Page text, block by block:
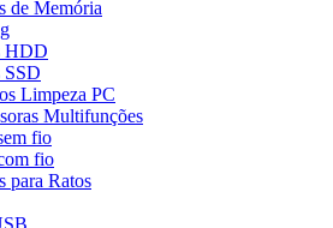
de Memória
HDD
SSD
Limpeza PC
Multifunções
fio
fio
para Ratos